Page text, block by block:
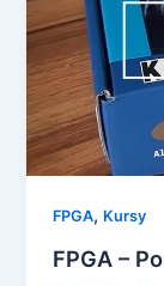
FPGA, Kursy
FPGA –